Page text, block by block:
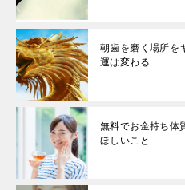
朝歯を磨く場所を
運は変わる
無料でお金持ち体
ほしいこと